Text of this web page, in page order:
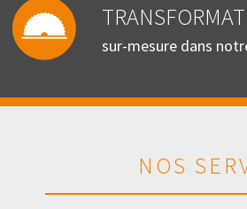
sur-mesure dans
NOS